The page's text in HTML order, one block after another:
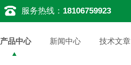
服务热线： 18106759923
产品中心 新闻中心 技术文章